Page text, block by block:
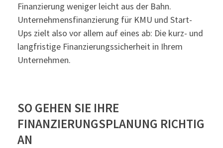
Finanzierung weniger leicht aus der Bahn.
Unternehmensfinanzierung für KMU und Start-
Ups zielt also vor allem auf eines ab: Die kurz- und
langfristige Finanzierungssicherheit in Ihrem
Unternehmen.
SO GEHEN SIE IHRE
FINANZIERUNGSPLANUNG RICHTIG
AN